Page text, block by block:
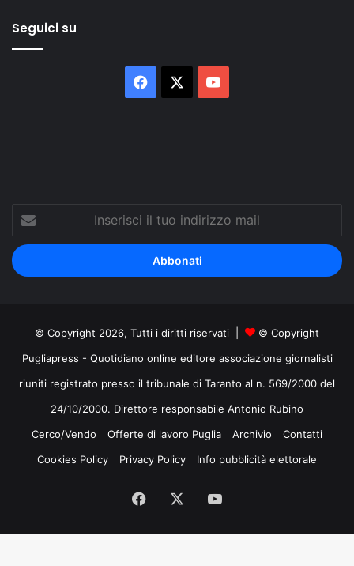
Seguici su
Facebook
tuo
indirizzo
mail
© Copyright 2026, Tutti i diritti riservati |
© Copyright
Pugliapress - Quotidiano online editore associazione giornalisti
riuniti registrato presso il tribunale di Taranto al n. 569/2000 del
24/10/2000. Direttore responsabile Antonio Rubino
Cerco/Vendo
Offerte di lavoro Puglia Archivio
Contatti
Cookies Policy
Privacy Policy Info pubblicità elettorale
Facebook
Tube